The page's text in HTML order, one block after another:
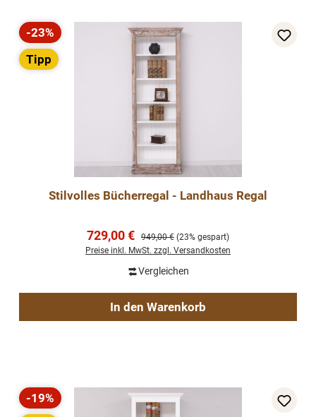
Rabatt
-23%
Tipp
Stilvolles Bücherregal - Landhaus Regal
Verkaufspreis:
729,00 € Regulärer Preis:
949,00 € (23% gespart)
Preise inkl. MwSt. zzgl. Versandkosten
Vergleichen
In den Warenkorb
Rabatt
-19%